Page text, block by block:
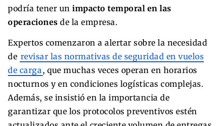
podría tener un impacto temporal en las
operaciones de la empresa.
Expertos comenzaron a alertar sobre la necesidad
de revisar las normativas de seguridad en vuelos
de carga , que muchas veces operan en horarios
nocturnos y en condiciones logísticas complejas.
Además, se insistió en la importancia de
garantizar que los protocolos preventivos estén